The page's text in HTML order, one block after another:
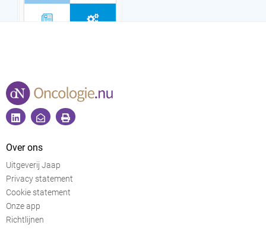
Over ons
Uitgeverij Jaap
Privacy statement
Cookie statement
Onze app
Richtlijnen